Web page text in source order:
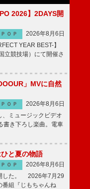
2026】2DAYS開
ＰＯＰ
2026年8月6日
YEAR BEST-】
立競技場）にて開催さ
」MVに自然
ＰＯＰ
2026年8月6日
ミュージックビデオ
き下ろし楽曲。電車
と夏の物語
ＰＯＰ
2026年8月6日
した。 2026年7月29
番組『じもちゃんね